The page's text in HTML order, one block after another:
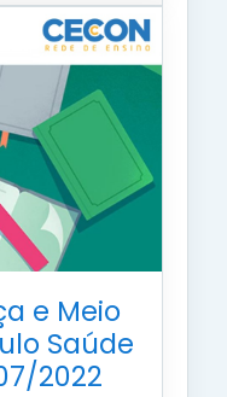
e Meio
Saúde
2022